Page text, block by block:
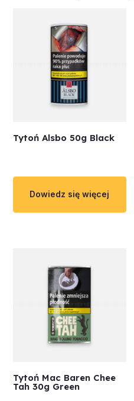
Tytoń Alsbo 50g Black
Dowiedz się więcej
Tytoń Mac Baren Chee
Tah 30g Green